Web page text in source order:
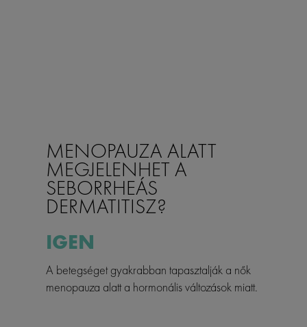
MENOPAUZA ALATT
MEGJELENHET A
SEBORRHEÁS
DERMATITISZ?
IGEN
A betegséget gyakrabban tapasztalják a nők
menopauza alatt a hormonális változások miatt.